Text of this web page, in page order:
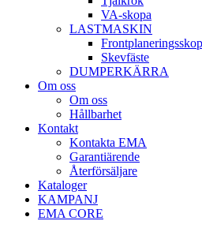
VA­-skopa
LAST­MASKIN
Skev­fäste
DUMPER­KÄRRA
Om oss
Om oss
Hållbarhet
Kontakt
Kontakta EMA
Garantiärende
Återförsäljare
Kataloger
KAMPANJ
EMA CORE